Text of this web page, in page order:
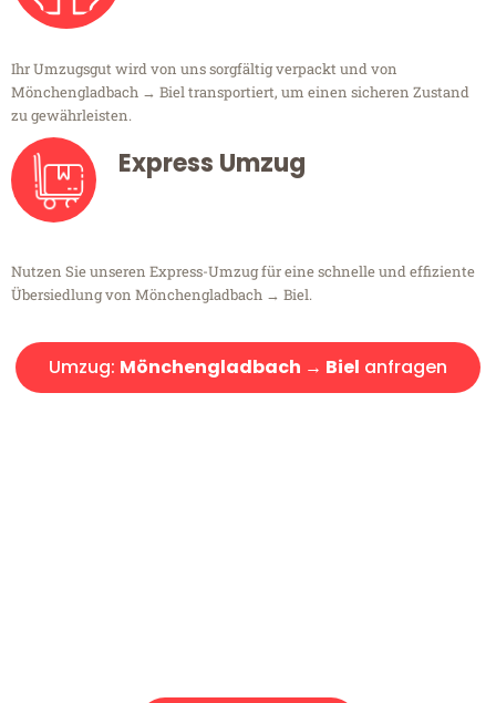
Ihr Umzugsgut wird von uns sorgfältig verpackt und von
Mönchengladbach → Biel transportiert, um einen sicheren Zustand
zu gewährleisten.
Express Umzug
Nutzen Sie unseren Express-Umzug für eine schnelle und effiziente
Übersiedlung von Mönchengladbach → Biel.
Umzug: Mönchengladbach → Biel anfragen